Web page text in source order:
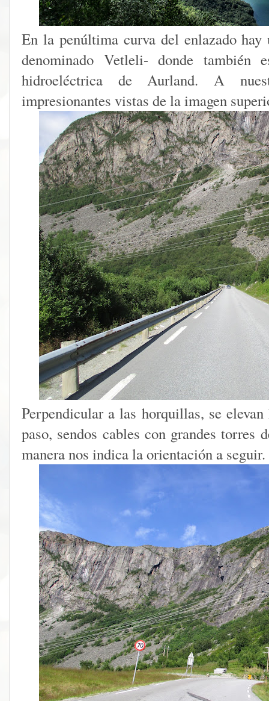
En la penúltima curva del enlazado
denominado Vetleli- donde
hidroeléctrica de Aurland. A
impresionantes vistas de la imagen
Perpendicular a las horquillas, se
paso, sendos cables con grandes torres
manera nos indica la orientación a seguir.